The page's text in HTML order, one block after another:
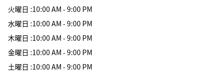
火曜日 :10:00 AM - 9:00 PM
水曜日 :10:00 AM - 9:00 PM
木曜日 :10:00 AM - 9:00 PM
金曜日 :10:00 AM - 9:00 PM
土曜日 :10:00 AM - 9:00 PM